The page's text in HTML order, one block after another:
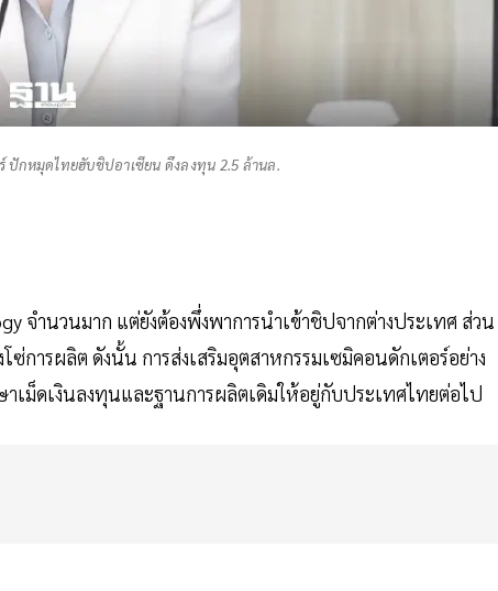
ปักหมุดไทยฮับชิปอาเซียน ดึงลงทุน 2.5 ล้านล.
จำนวนมาก แต่ยังต้องพึ่งพาการนำเข้าชิปจากต่างประเทศ ส่วน
การผลิต ดังนั้น การส่งเสริมอุตสาหกรรมเซมิคอนดักเตอร์อย่าง
ม็ดเงินลงทุนและฐานการผลิตเดิมให้อยู่กับประเทศไทยต่อไป